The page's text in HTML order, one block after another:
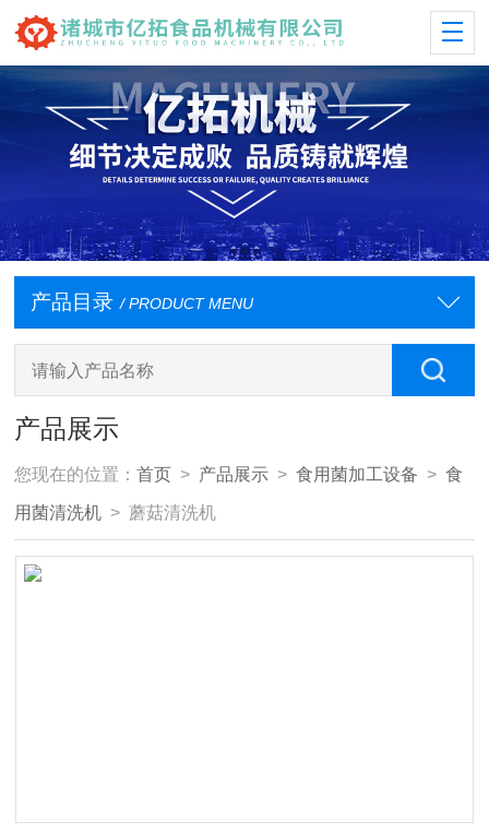
产品目录 / PRODUCT MENU
产品展示
您现在的位置：首页 > 产品展示 >食用菌加工设备 >食
用菌清洗机 > 蘑菇清洗机